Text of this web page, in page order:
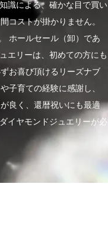
識による、確かな目で買い
コストが掛かりません。
ホールセール（卸）であ
エリーは、初めての方にも
お喜び頂けるリーズナブ
子育ての経験に感謝し、
良く、還暦祝いにも最適
イヤモンドジュエリーが必